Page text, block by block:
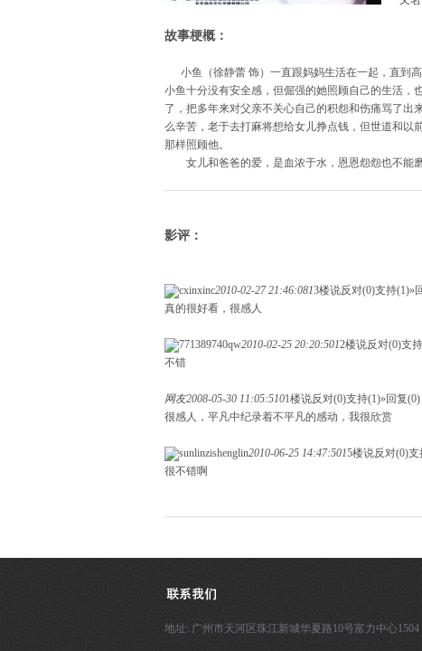
故事梗概：
小鱼（徐静蕾 饰）一直跟妈妈生活在一起，直到高
小鱼十分没有安全感，但倔强的她照顾自己的生活，
了，把多年来对父亲不关心自己的积怨和伤痛骂了
么辛苦，老于去打麻将想给女儿挣点钱，但世道和以
那样照顾他。
女儿和爸爸的爱，是血浓于水，恩恩怨怨也不能磨
影评：
cxinxinc2010-02-27 21:46:0813楼说反对(0)支持(1)»
真的很好看，很感人
771389740qw2010-02-25 20:20:5012楼说反对(0)支
不错
网友2008-05-30 11:05:5101楼说反对(0)支持(1)»回复(0)
很感人，平凡中纪录着不平凡的感动，我很欣赏
sunlinzishenglin2010-06-25 14:47:5015楼说反对(0)支
很不错啊
地址: 广州市天河区珠江新城华夏路10号富力中心